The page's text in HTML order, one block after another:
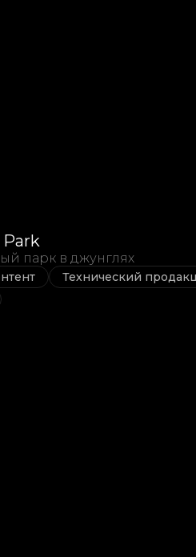
Park
парк в джунглях
Технический